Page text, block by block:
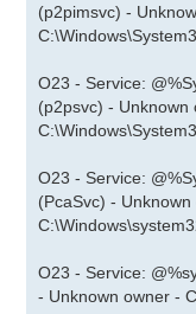
(p2pimsvc) -
O23 - Service:
(p2psvc) - Unknown
O23 - Service:
(PcaSvc) - Unknown
O23 - Service:
- Unknown owner -